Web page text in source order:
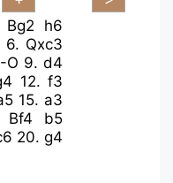
Bg2
h6
6. Qxc3
O 9. d4
12. f3
15. a3
Bf4
b5
20.g4